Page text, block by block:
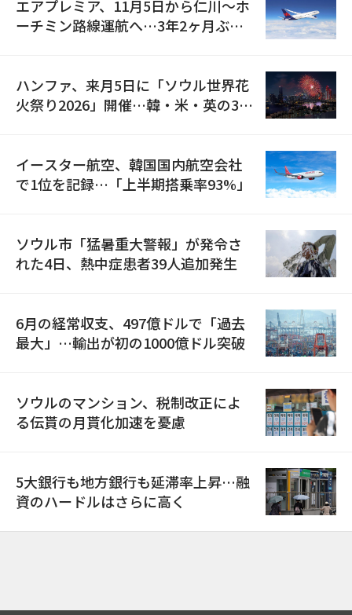
エアプレミア、11月5日から仁川〜ホ
ーチミン路線運航へ…3年2ヶ月ぶり
ハンファ、来月5日に「ソウル世界花
火祭り2026」開催…韓・米・英の3カ
イースター航空、韓国国内航空会社
で1位を記録…「上半期搭乗率93%」
ソウル市「猛暑重大警報」が発令さ
れた4日、熱中症患者39人追加発生
6月の経常収支、497億ドルで「過去
最大」…輸出が初の1000億ドル突破
ソウルのマンション、税制改正によ
る伝貰の月貰化加速を憂慮
5大銀行も地方銀行も延滞率上昇…融
資のハードルはさらに高く